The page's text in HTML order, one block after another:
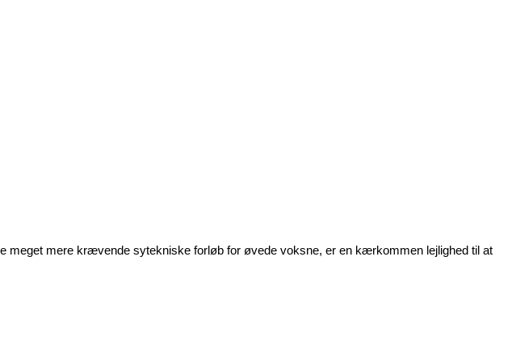
meget mere krævende sytekniske forløb for øvede voksne, er en kærkommen lejlighed til at